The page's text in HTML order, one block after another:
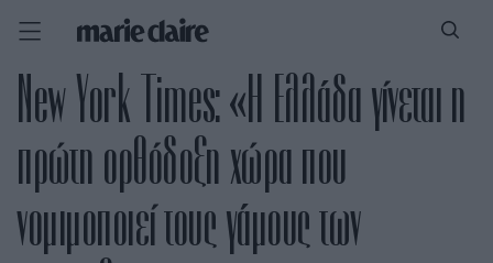
New York Times: «Η Ελλάδα γίνεται η
πρώτη ορθόδοξη χώρα που
νομιμοποιεί τους γάμους των